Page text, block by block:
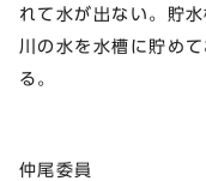
れて水が出ない。貯
川の水を水槽に貯め
る。
仲尾委員